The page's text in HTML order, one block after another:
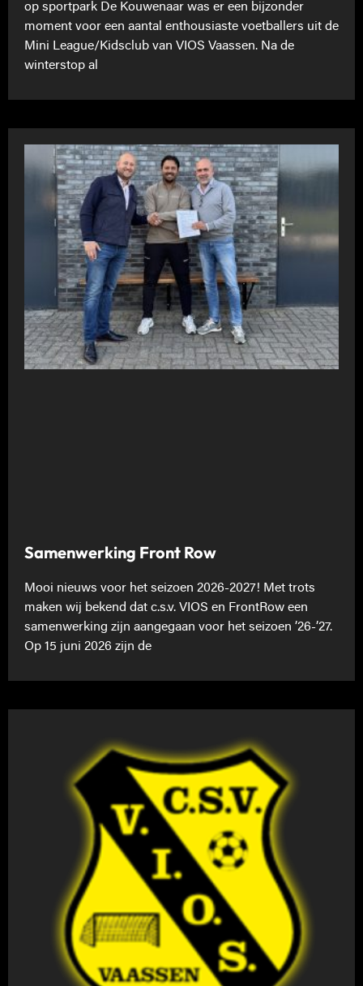
op sportpark De Kouwenaar was er een bijzonder
moment voor een aantal enthousiaste voetballers uit de
Mini League/Kidsclub van VIOS Vaassen. Na de
winterstop al
Samenwerking Front Row
Mooi nieuws voor het seizoen 2026-2027! Met trots
maken wij bekend dat c.s.v. VIOS en FrontRow een
samenwerking zijn aangegaan voor het seizoen ’26-’27.
Op 15 juni 2026 zijn de